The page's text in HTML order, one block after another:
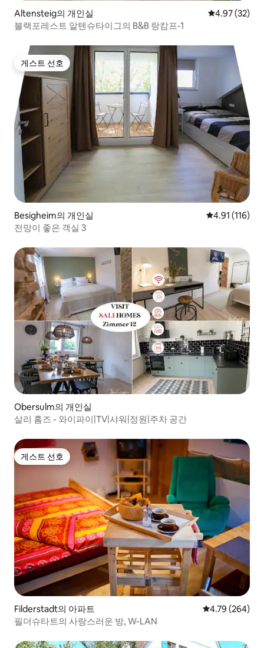
Altensteig의 개인실 평점 4.97점(5
4.97 (32)
블랙포레스트 알텐슈타이그의 B&B 랑캄프-1
게스트 선호
게스트 선호
Besigheim의 개인실 평점 4.91점(5
4.91 (116)
전망이 좋은 객실 3
Obersulm의 개인실
살리 홈즈 - 와이파이|TV|샤워|정원|주차 공간
게스트 선호
게스트 선호
Filderstadt의 아파트 평점 4.79점(5
4.79 (264)
필더슈타트의 사랑스러운 방, W-LAN